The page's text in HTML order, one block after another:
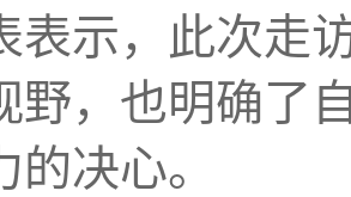
表示，此次走
野，也明确了
的决心。